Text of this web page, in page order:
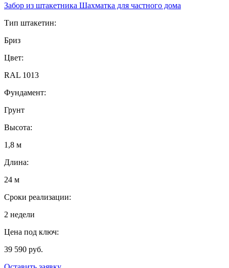
Забор из штакетника Шахматка для частного дома
Тип штакетин:
Бриз
Цвет:
RAL 1013
Фундамент:
Грунт
Высота:
1,8 м
Длина:
24 м
Сроки реализации:
2 недели
Цена под ключ:
39 590 руб.